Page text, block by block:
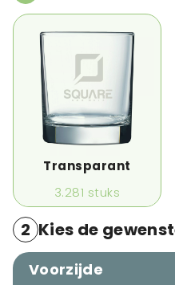
Transparant
3.281 stuks
2 Kies de
Voorzijde